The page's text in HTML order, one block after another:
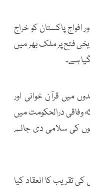
پاکستان کو خراج
فتح پر ملک بھر میں
میں قرآن خوانی اور
درالحکومت میں
دارلحکومت میں 21 توپوں کی سلامی دی جائے
کی تقریب کا انعقاد کیا